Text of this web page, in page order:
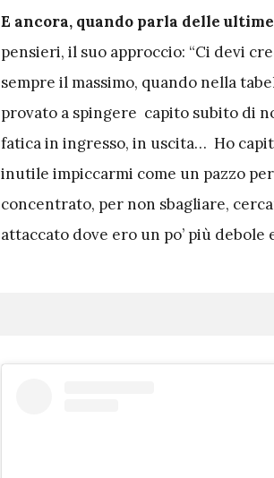
E ancora, quando parla delle
pensieri, il suo approccio: “Ci devi
sempre il massimo, quando nella
provato a spingere capito subito di
fatica in ingresso, in uscita… Ho
inutile impiccarmi come un pazzo
concentrato, per non sbagliare,
attaccato dove ero un po’ più